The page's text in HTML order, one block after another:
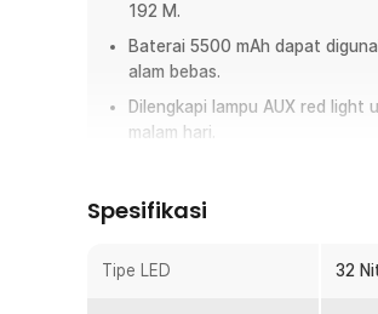
192 M.
Baterai 5500 mAh dapat
alam bebas.
Dilengkapi lampu AUX red
malam hari.
Spesifikasi
Tipe LED 32